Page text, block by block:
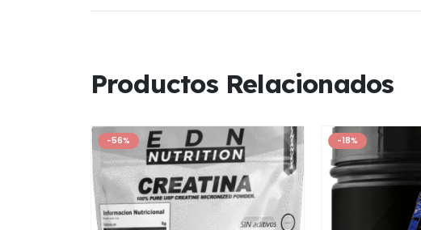
Productos Relacionados
-56% -18%